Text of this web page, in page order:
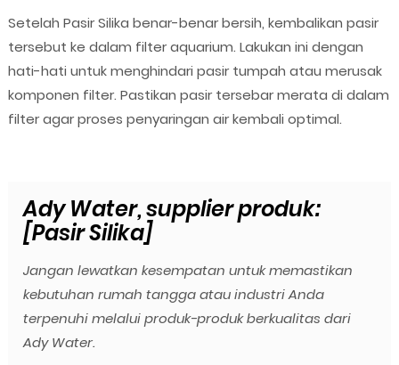
Setelah Pasir Silika benar-benar bersih, kembalikan pasir
tersebut ke dalam filter aquarium. Lakukan ini dengan
hati-hati untuk menghindari pasir tumpah atau merusak
komponen filter. Pastikan pasir tersebar merata di dalam
filter agar proses penyaringan air kembali optimal.
Ady Water, supplier produk:
[Pasir Silika]
Jangan lewatkan kesempatan untuk memastikan
kebutuhan rumah tangga atau industri Anda
terpenuhi melalui produk-produk berkualitas dari
Ady Water.